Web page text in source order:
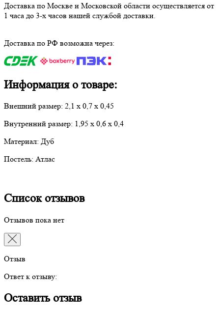
Доставка по Москве и Московской области осуществляется от
1 часа до 3-х часов нашей службой доставки.
Доставка по РФ возможна через:
Информация о товаре:
Внешний размер: 2,1 х 0,7 х 0,45
Внутренний размер: 1,95 х 0,6 х 0,4
Материал: Дуб
Постель: Атлас
Список отзывов
Отзывов пока нет
Отзыв
Ответ к отзыву:
Оставить отзыв